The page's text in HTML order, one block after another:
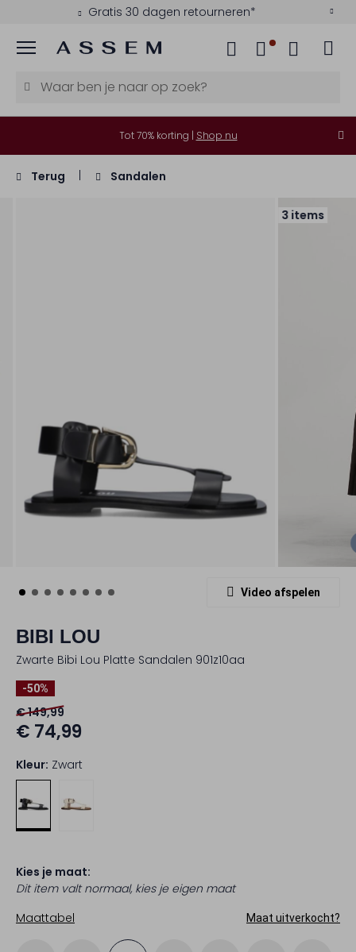
Gratis 30 dagen retourneren*
Menu
Tot 70% korting | Shop nu
Terug Sandalen
3 items
Video afspelen
BIBI LOU
Zwarte Bibi Lou Platte Sandalen 901z10aa
-50%
€ 149,99
€ 74,99
Kleur: Zwart
Kies je maat:
Dit item valt normaal, kies je eigen maat
Maattabel
Maat uitverkocht?